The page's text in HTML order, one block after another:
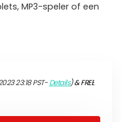
MP3-speler of een
23:18 PST-Details)&FREE